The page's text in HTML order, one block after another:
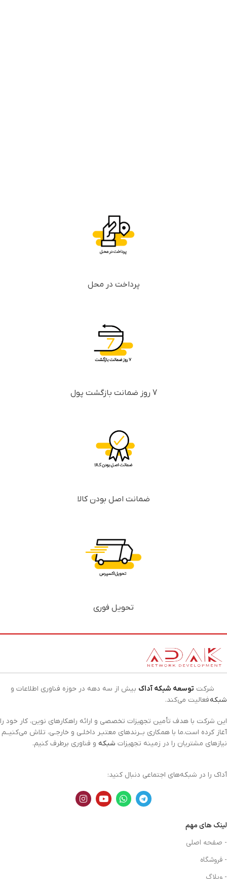
پرداخت در محل
7 روز ضمانت بازگشت پول
ضمانت اصل بودن کالا
تحویل فوری
شرکت توسعه شبکه آداک بیش از سه دهه در حوزه فناوری اطلاعات و
شبکهفعالیت می‌کند.
این شرکت با هدف تأمین تجهیزات تخصصی و ارائه راهکارهای نوین، کار خود را
آغاز کرده است.ما با همکاری بــرندهای معتبـر داخلـی و خارجـی، تلاش می‌کنیــم
نیازهای مشتریان را در زمینه تجهیزات شبکه و فناوری برطرف کنیم.
آداک را در شبکه‌های اجتماعی دنبال کنید:
لینک های مهم
- صفحه اصلی
- فروشگاه